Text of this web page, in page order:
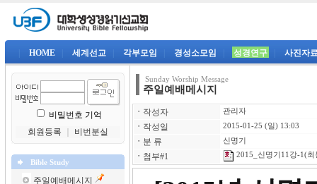
HOME 세계선교 각부모임 경성소모임 성경연구 사진자
비밀번호 기억
회원등록
비번분실
Bible Study
주일예배메시지
Sunday Worship Message
주일예배메시지
ㆍ 작성자 관리자
ㆍ 작성일 2015-01-25 (일) 13:03
ㆍ 분 류 신명기
ㆍ 첨부#1 2015_신명기11강-1(최